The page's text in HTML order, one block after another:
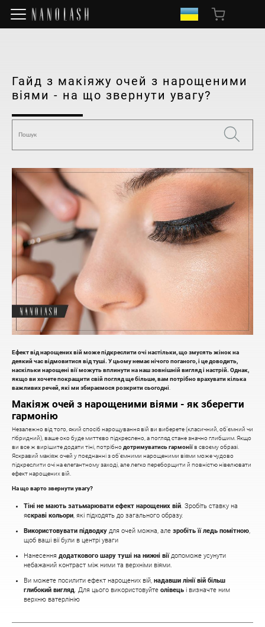
Гайд з макіяжу очей з нарощеними
віями - на що звернути увагу?
Ефект від нарощених вій може підкреслити очі настільки, що змусять жінок на
деякий час відмовитися від туші. У цьому немає нічого поганого, і це доводить,
наскільки нарощені вії можуть вплинути на наш зовнішній вигляд і настрій. Однак,
якщо ви хочете покращити свій погляд ще більше, вам потрібно врахувати кілька
важливих речей, які ми збираємося розкрити сьогодні
Макіяж очей з нарощеними віями - як зберегти
гармонію
Незалежно від того, який спосіб нарощування вій ви виберете (класичний, об’ємний чи
гібридний), ваше око буде миттєво підкреслено, а погляд стане значно глибшим. Якщо
ви все ж вирішите додати тіні, потрібнодотримуватись гармоніїв своєму образі.
Яскравий макіяж очей у поєднанні з об’ємними нарощеними віями може чудово
підкреслити очі на елегантному заході, але легко переборщити й повністю нівелювати
ефект нарощених вій.
На що варто звернути увагу?
Тіні не мають затьмарювати ефект нарощених вій. Зробіть ставку на
яскраві кольори, які підходять до загального образу.
Використовувати підводку для очей можна, але зробіть її ледь помітною,
щоб ваші вії були в центрі уваги
Нанесення додаткового шару туші на нижні віїдопоможе усунути
небажаний контраст між ними та верхніми віями.
Ви можете посилити ефект нарощених вій, надавши лінії вій більш
глибокий вигляд. Для цього використовуйте олівець і визначте ним
верхню ватерлінію